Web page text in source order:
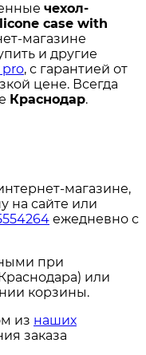
чехол-
case with
магазине
и другие
pro, с гарантией от
цене. Всегда
Краснодар.
магазине,
на сайте или
ежедневно с
при
или
корзины.
из наших
заказа